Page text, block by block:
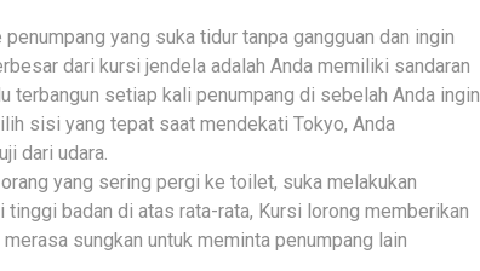
yang suka tidur tanpa gangguan dan ingin
dari kursi jendela adalah Anda memiliki sandaran
terbangun setiap kali penumpang di sebelah Anda ingin
sisi yang tepat saat mendekati Tokyo, Anda
dari udara.
yang sering pergi ke toilet, suka melakukan
badan di atas rata-rata, Kursi lorong memberikan
sungkan untuk meminta penumpang lain